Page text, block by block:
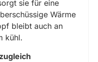
sie für eine
Wärme
bleibt auch an
kühl.